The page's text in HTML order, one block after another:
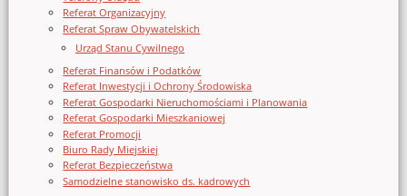
Referat Organizacyjny
Referat Spraw Obywatelskich
Urząd Stanu Cywilnego
Referat Finansów i Podatków
Referat Inwestycji i Ochrony Środowiska
Referat Gospodarki Nieruchomościami i Planowania
Referat Gospodarki Mieszkaniowej
Referat Promocji
Biuro Rady Miejskiej
Referat Bezpieczeństwa
Samodzielne stanowisko ds. kadrowych